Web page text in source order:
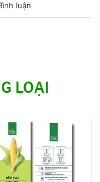
luận
LOẠI